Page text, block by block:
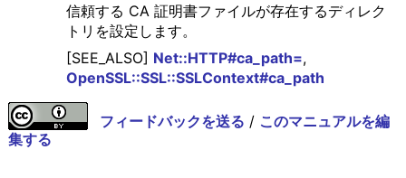
信頼する CA 証明書ファイルが存在するディレク
トリを設定します。
[SEE_ALSO] Net::HTTP#ca_path=,
OpenSSL::SSL::SSLContext#ca_path
フィードバックを送る / このマニュアルを編
集する